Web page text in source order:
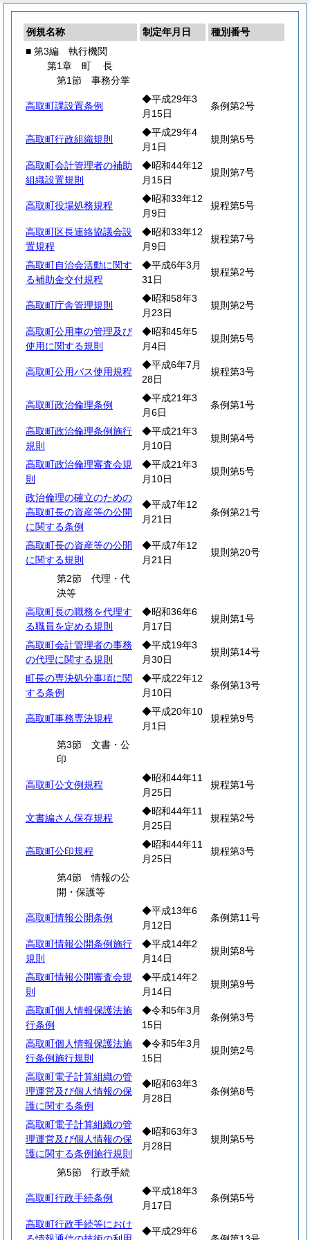
例規名称 制定年月日
種別番号
■ 第3編 執行機関
第1章 町長
第1節 事務分掌
高取町課設置条例
◆平成29年3
月15日
条例第2号
高取町行政組織規則
◆平成29年4
月1日
規則第5号
高取町会計管理者の補助
組織設置規則
◆昭和44年12
月15日
規則第7号
高取町役場処務規程
◆昭和33年12
月9日
規程第5号
高取町区長連絡協議会設
置規程
◆昭和33年12
月9日
規程第7号
高取町自治会活動に関す
る補助金交付規程
◆平成6年3月
31日
規程第2号
高取町庁舎管理規則
◆昭和58年3
月23日
規則第2号
高取町公用車の管理及び
使用に関する規則
◆昭和45年5
月4日
規則第5号
高取町公用バス使用規程
◆平成6年7月
28日
規程第3号
高取町政治倫理条例
◆平成21年3
月6日
条例第1号
高取町政治倫理条例施行
規則
◆平成21年3
月10日
規則第4号
高取町政治倫理審査会規
則
◆平成21年3
月10日
規則第5号
政治倫理の確立のための
高取町長の資産等の公開
に関する条例
◆平成7年12
月21日
条例第21号
高取町長の資産等の公開
に関する規則
◆平成7年12
月21日
規則第20号
第2節 代理・代
決等
高取町長の職務を代理す
る職員を定める規則
◆昭和36年6
月17日
規則第1号
高取町会計管理者の事務
の代理に関する規則
◆平成19年3
月30日
規則第14号
町長の専決処分事項に関
する条例
◆平成22年12
月10日
条例第13号
高取町事務専決規程
◆平成20年10
月1日
規程第9号
第3節 文書・公
印
高取町公文例規程
◆昭和44年11
月25日
規程第1号
文書編さん保存規程
◆昭和44年11
月25日
規程第2号
高取町公印規程
◆昭和44年11
月25日
規程第3号
第4節 情報の公
開・保護等
高取町情報公開条例
◆平成13年6
月12日
条例第11号
高取町情報公開条例施行
規則
◆平成14年2
月14日
規則第8号
高取町情報公開審査会規
則
◆平成14年2
月14日
規則第9号
高取町個人情報保護法施
行条例
◆令和5年3月
15日
条例第3号
高取町個人情報保護法施
行条例施行規則
◆令和5年3月
15日
規則第2号
高取町電子計算組織の管
理運営及び個人情報の保
護に関する条例
◆昭和63年3
月28日
条例第8号
高取町電子計算組織の管
理運営及び個人情報の保
護に関する条例施行規則
◆昭和63年3
月28日
規則第5号
第5節 行政手続
高取町行政手続条例
◆平成18年3
月17日
条例第5号
高取町行政手続等におけ
◆平成29年6